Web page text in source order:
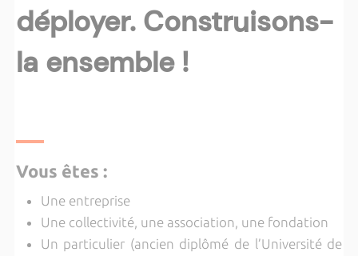
déployer. Construisons-
la ensemble !
Vous êtes :
Une entreprise
Une collectivité, une association, une fondation
Un particulier (ancien diplômé de l’Université de